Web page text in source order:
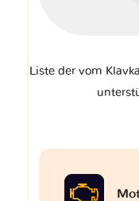
Liste der vom